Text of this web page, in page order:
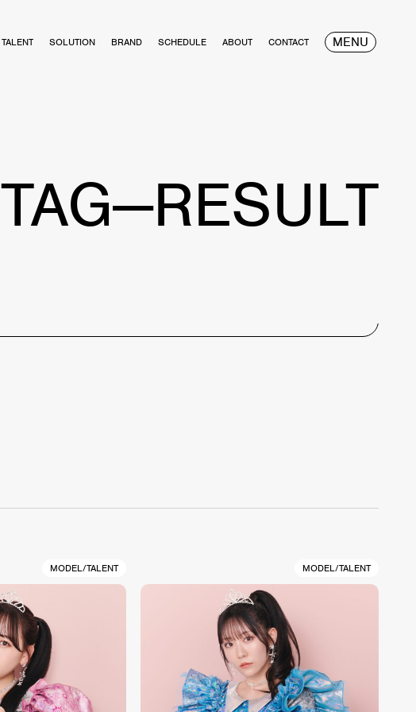
TALENT SOLUTION BRAND SCHEDULE ABOUT CONTACT MENU
TAG—RESULT
MODEL/TALENT MODEL/TALENT